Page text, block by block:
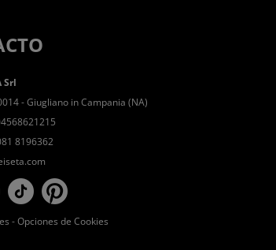
Srl
- Giugliano in Campania (NA)
8196362
-Opciones de Cookies